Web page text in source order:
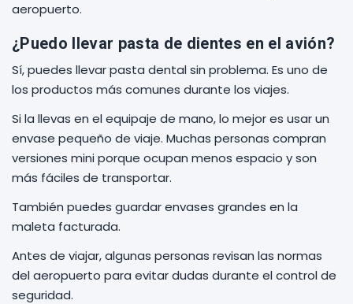
aeropuerto.
¿Puedo llevar pasta de dientes en el avión?
Sí, puedes llevar pasta dental sin problema. Es uno de
los productos más comunes durante los viajes.
Si la llevas en el equipaje de mano, lo mejor es usar un
envase pequeño de viaje. Muchas personas compran
versiones mini porque ocupan menos espacio y son
más fáciles de transportar.
También puedes guardar envases grandes en la
maleta facturada.
Antes de viajar, algunas personas revisan las normas
del aeropuerto para evitar dudas durante el control de
seguridad.